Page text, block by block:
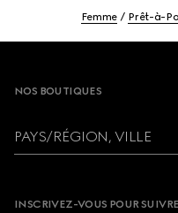
Femme Prêt-à-
NOS BOUTIQUES
PAYS/RÉGION, VILLE
INSCRIVEZ-VOUS POUR